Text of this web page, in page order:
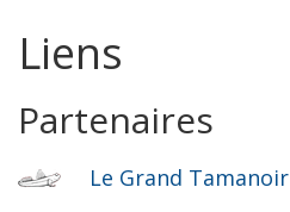
Liens
Partenaires
Le Grand Tamanoir